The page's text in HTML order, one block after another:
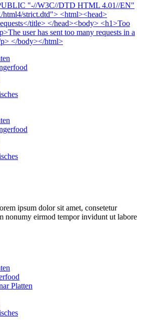
"-//W3C//DTD HTML 4.01//EN"
strict.dtd"> <html><head>
title> </head><body> <h1>Too
user has sent too many requests in a
</body></html>
ipsum dolor sit amet, consetetur
nonumy eirmod tempor invidunt ut labore
Platten